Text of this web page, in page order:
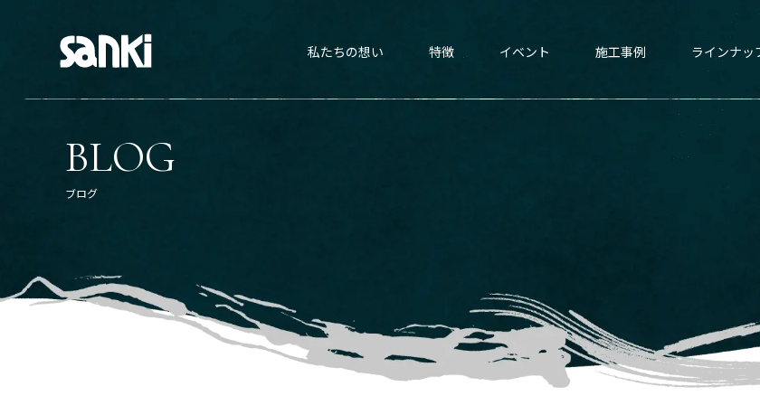
私たちの想い 特徴 イベント 施工事例 ラインナッ
BLOG
ブログ